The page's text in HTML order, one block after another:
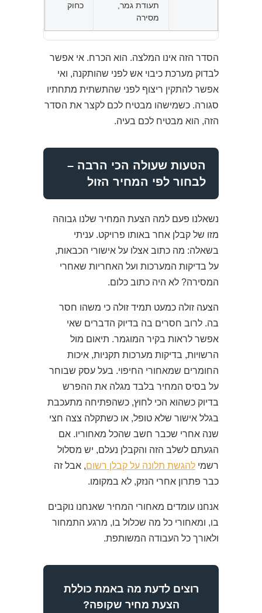
תעודת גמר,
מסירה
כחוק
הסדר הזה אינו המלצה. הוא הכרח. אי אפשר
לבדוק מערכת כיבוי אש לפני שהותקנה, ואי
אפשר להתקין ריצוף לפני שהתשתית מתחתיו
סגורה. כשמישהו מבטיח לכם לקצר את הסדר
הזה, הוא מבטיח לכם בעיה.
הטעות שעולה הכי הרבה –
לבחור לפי המחיר הזול
נשאלנו פעם למה הצעת המחיר שלנו גבוהה
מזו של קבלן אחר באותו פרויקט. עניתי
בשאלה: מה כתוב אצלו על אישורי הכבאות,
על בדיקות המערכות ועל האחריות שאחרי
המסירה? לא היה כתוב כלום.
הצעה זולה כמעט תמיד זולה כי משהו חסר
בה. לרוב חסרים בה בדיוק הדברים שאי
אפשר לראות בקיר המוגמר. תיאום מול
הרשויות, בדיקות מערכות תקניות, איכות
החומרים שמאחורי החיפוי. בעל עסק שבוחר
על בסיס המחיר בלבד מגלה את ההפרש
בדיוק כשהוא הכי לחוץ, כשהפתיחה מתעכבת
בגלל אישור שלא טופל, או כשתקלה צצה חצי
שנה אחרי שכבר חשב שהכל מאחוריו. אם
הגעתם לשלב הזה והקבלן נעלם, יש מסלול
רשמילהגשת תלונה על קבלן רשום, אבל זה
כבר פתרון אחרי הנזק, לא במקומו.
אנחנו עומדים מאחורי המחיר שאנחנו נוקבים
בו, ומאחורי כל מה שכלול בו, מרגע התמחור
ולאורך כל העבודה המשותפת.
רוצים לדעת מה באמת כוללת
הצעת מחיר שקופה?